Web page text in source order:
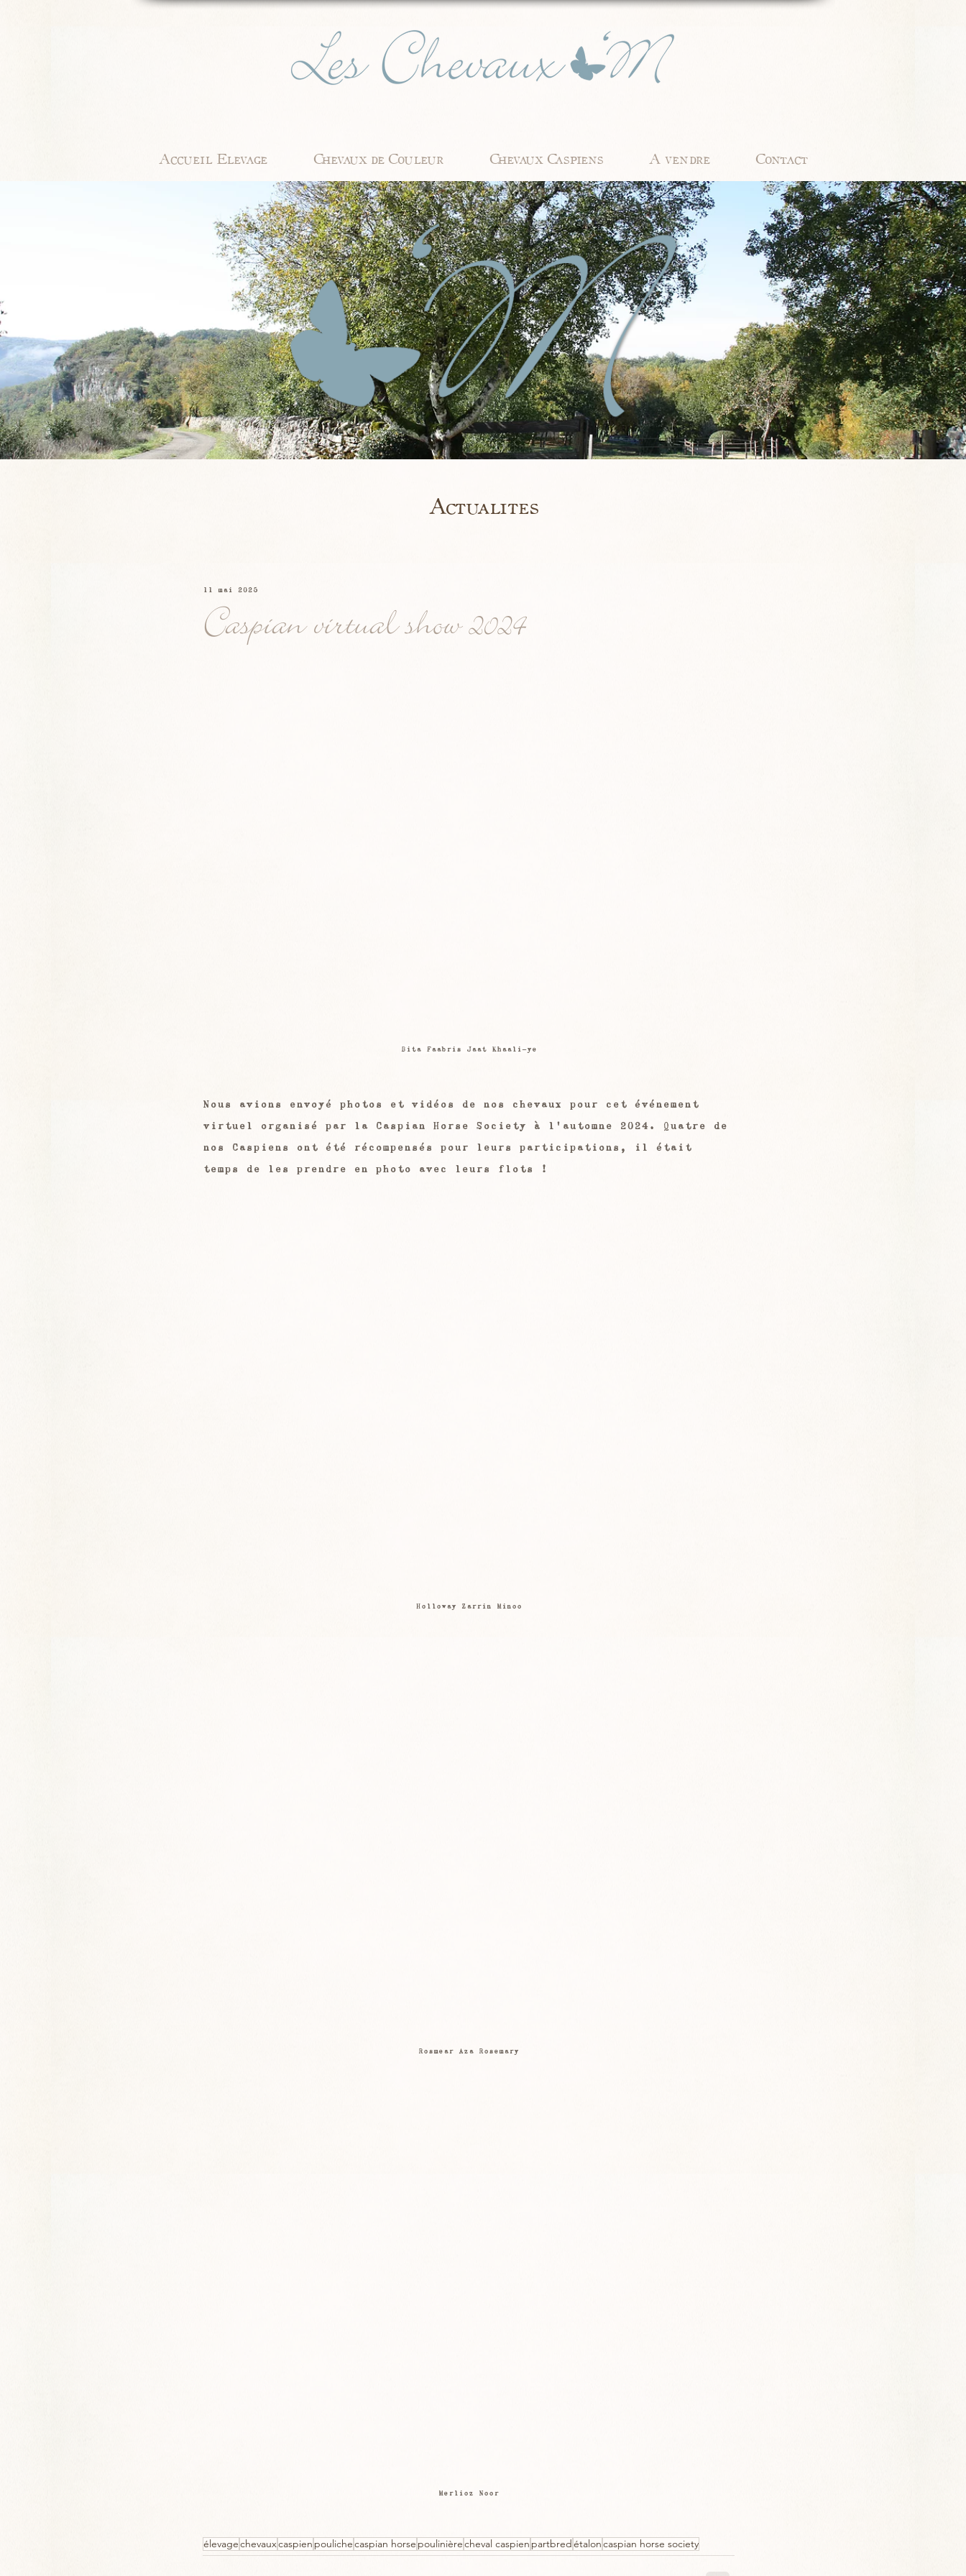
Accueil Elevage Chevaux de Couleur Chevaux Caspiens A vendre Contact
Actualites
Caspian virtual show 2024
11 mai 2025
Bita Faabris Jaat Khaali-ye
Nous avions envoyé photos et vidéos de nos chevaux pour cet événement
virtuel organisé par la Caspian Horse Society à l'automne 2024. Quatre de
nos Caspiens ont été récompensés pour leurs participations, il était
temps de les prendre en photo avec leurs flots !
Holloway Zarrin Minoo
Rosmear Aza Rosemary
Merlioz Noor
élevagechevauxcaspien poulichecaspian horse poulinièrecheval caspien partbred étaloncaspian horse society